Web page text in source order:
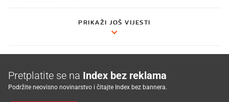
PRIKAŽI JOŠ VIJESTI
Pretplatite se na Index bez reklama
Podržite neovisno novinarstvo i čitajte Index bez bannera.